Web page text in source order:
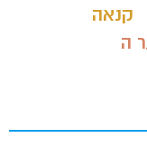
קנאה
ה